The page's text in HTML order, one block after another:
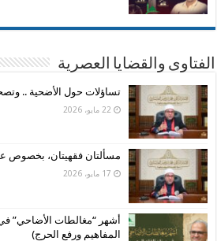
الفتاوى والقضايا العصرية
تساؤلات حول الأضحية ..
22 مايو، 2026
مسألتان فقهيتان، بخصوص
17 مايو، 2026
أشهر “مغالطات الأضاحي”
المفاهيم ورفع الحرج)